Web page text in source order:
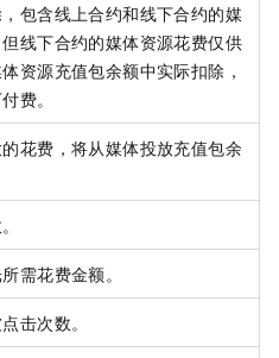
包含线上合约和线下合约的媒
线下合约的媒体资源花费仅供
资源充值包余额中实际扣除，
费。
花费，将从媒体投放充值包余
需花费金额。
击次数。